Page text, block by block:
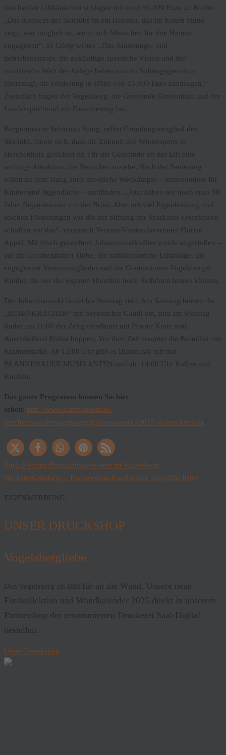
den beiden Lifthäuschen schlagen mit rund 95.000 Euro zu Buche.
„Das Konzept des Skiclubs ist ein Beispiel, das im besten Sinne
zeigt, was möglich ist, wenn sich Menschen für ihre Heimat
engagieren“, so Görig weiter. „Das Sanierungs- und
Betriebskonzept, die zukünftige sportliche Vision und der
touristische Wert der Anlage haben uns im Stiftungsgremium
überzeugt, die Förderung in Höhe von 25.000 Euro zuzusagen.“
Zusätzlich tragen der Vogelsberg, die Gemeinde Grebenhain und der
Landessportbund zur Finanzierung bei.
Bürgermeister Sebastian Stang, selbst Gründungsmitglied des
Skiclubs, freute sich, dass die Zukunft des Wintersports in
Herchenhain gesichert ist. Für die Gemeinde sei der Lift eine
wichtige Attraktion, die Besucher anziehe. Nach der Sanierung
sollen an dem Hang auch sportliche Wettkämpfe – insbesondere für
Kinder und Jugendliche – stattfinden. „Jetzt haben wir noch etwa 30
Jahre Reparaturstau vor der Brust. Aber mit viel Eigenleistung und
solchen Förderungen wie die der Stiftung der Sparkasse Oberhessen
schaffen wir das“, versprach Vereins-Vorstandsvertreter Florian
Appel. Mit frisch gezapftem Johannismarkt-Bier wurde angestoßen –
auf die Herchenhainer Höhe, die traditionsreiche Liftanlage, die
engagierten Vereinsmitglieder und die Generationen Vogelsberger
Kinder, die vor der eigenen Haustüre noch Skifahren lernen können.
Der Johannismarkt findet bis Sonntag statt. Am Samstag heizen die
„BESENKRACHER“ mit bayerischer Gaudi ein, und am Sonntag
findet um 11:00 der Zeltgottesdienst mit Pfarrer Kratz statt.
Anschließend Frühschoppen. Vor dem Zelt erwartet die Besucher ein
Kramermarkt. Ab 13:00 Uhr gibt es Blasmusik mit den
BLANKENAUER MUSIKANTEN und ab 14:00 Uhr Kaffee und
Kuchen.
Das ganze Programm können Sie hier
sehen: http://www.hartmannshain-
herchenhain.de/vogelsberg/johannismarkt-2017-in-herchenhain
ZurückVorigerBergmähwiesenfest im Vogelsberg
NächsterGrünberg – Fachwerkstadt auf einem HügelNächster
EIGENWERBUNG
UNSER DRUCKSHOP
Vogelsbergliebe
Den Vogelsberg als Bild
für an die Wand. Unsere neue
Fotokollektion und Wandkalender 2025 direkt in unserem
Partnershop der renommierten Druckerei Saal-Digital
bestellen.
Unser Druckshop